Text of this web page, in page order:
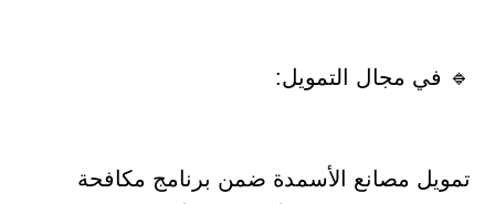
🔹 في مجال التمويل:
تمويل مصانع الأسمدة ضمن برنامج مكافحة